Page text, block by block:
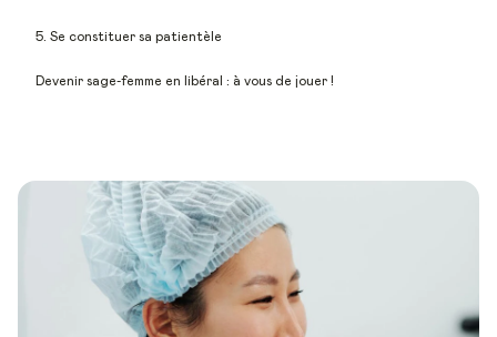
5. Se constituer sa patientèle
Devenir sage-femme en libéral : à vous de jouer !